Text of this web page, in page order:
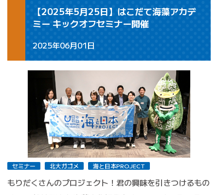
【2025年5月25日】はこだて海藻アカデ
ミー キックオフセミナー開催
2025年06月01日
セミナー 北大ガゴメ 海と日本PROJECT
もりだくさんのプロジェクト！君の興味を引きつけるもの